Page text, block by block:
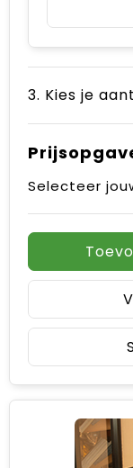
3. Kies je
Selecteer